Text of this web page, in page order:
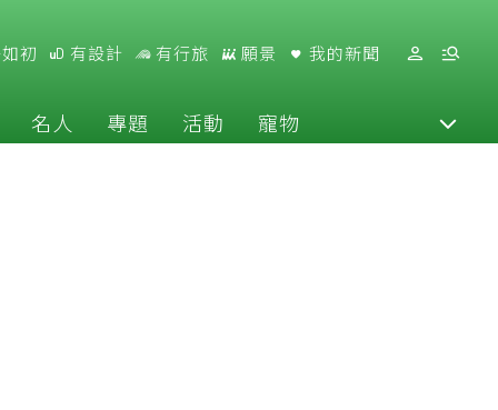
初 有設計 有行旅 願景 我的新聞
名人 專題 活動 寵物